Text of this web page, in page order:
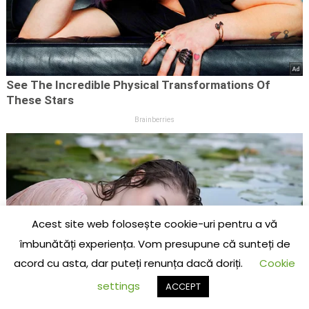
Acest site web folosește cookie-uri pentru a vă
îmbunătăți experiența. Vom presupune că sunteți de
acord cu asta, dar puteți renunța dacă doriți.
Cookie
settings
ACCEPT